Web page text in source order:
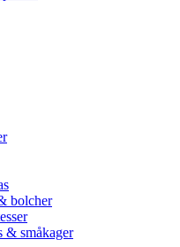
bolcher
& småkager